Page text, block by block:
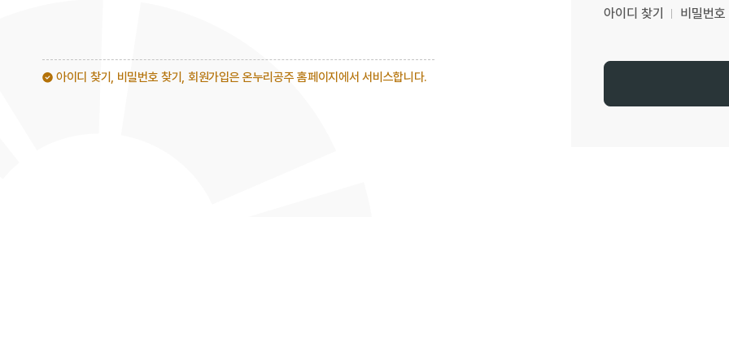
아이디 찾기, 비밀번호 찾기, 회원가입은 온누리공주 홈페이지에서 서비스합니다.
아이디 찾기 비밀번호